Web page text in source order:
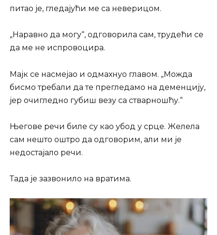
питао је, гледајући ме са неверицом.
„Наравно да могу“, одговорила сам, трудећи се
да ме не испровоцира.
Мајк се насмејао и одмахнуо главом. „Можда
бисмо требали да те прегледамо на деменцију,
јер очигледно губиш везу са стварношћу.“
Његове речи биле су као убод у срце. Желела
сам нешто оштро да одговорим, али ми је
недостајало речи.
Тада је зазвонило на вратима.